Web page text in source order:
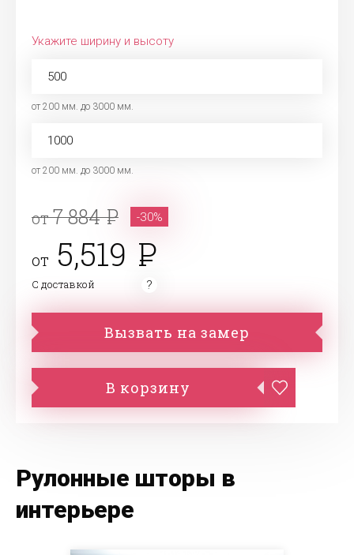
Укажите ширину и высоту
от 200 мм. до 3000 мм.
от 200 мм. до 3000 мм.
от7 884 -30%
от 5,519
С доставкой
Вызвать на замер
В корзину
Рулонные шторы в
интерьере